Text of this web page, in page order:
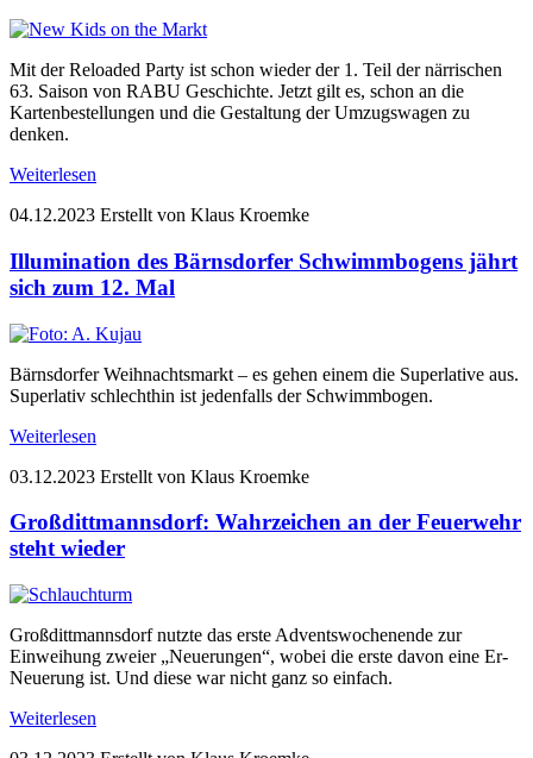
Mit der Reloaded Party ist schon wieder der 1. Teil der närrischen
63. Saison von RABU Geschichte. Jetzt gilt es, schon an die
Kartenbestellungen und die Gestaltung der Umzugswagen zu
denken.
Weiterlesen
04.12.2023 Erstellt von Klaus Kroemke
Illumination des Bärnsdorfer Schwimmbogens jährt
sich zum 12. Mal
Bärnsdorfer Weihnachtsmarkt – es gehen einem die Superlative aus.
Superlativ schlechthin ist jedenfalls der Schwimmbogen.
Weiterlesen
03.12.2023 Erstellt von Klaus Kroemke
Großdittmannsdorf: Wahrzeichen an der Feuerwehr
steht wieder
Großdittmannsdorf nutzte das erste Adventswochenende zur
Einweihung zweier „Neuerungen“, wobei die erste davon eine Er-
Neuerung ist. Und diese war nicht ganz so einfach.
Weiterlesen